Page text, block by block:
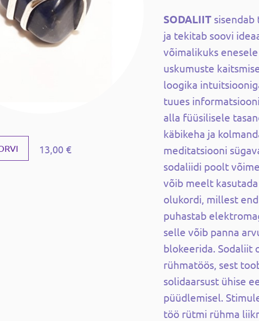
13,00 €
SODALIIT
ja tekitab soovi
võimalikuks
uskumuste
loogika
tuues
alla füüsilisele
käbikeha ja
meditatsiooni
sodaliidi poolt
võib meelt
olukordi, millest
puhastab
selle võib panna
blokeerida. Sodaliit
rühmatöös, sest
solidaarsust ühise
püüdlemisel.
töö rütmi rühma